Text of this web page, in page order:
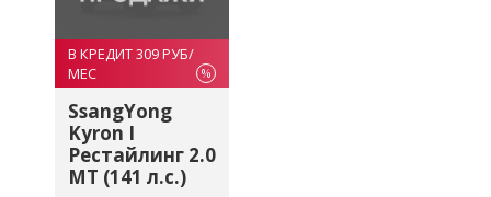
В КРЕДИТ 309 РУБ/
МЕС
%
SsangYong
Kyron I
Рестайлинг 2.0
MT (141 л.с.)